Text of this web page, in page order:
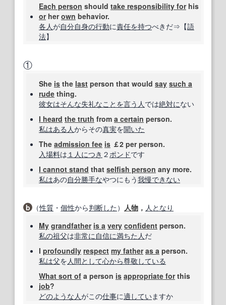
Each person should take responsibility forhis
orherown behavior.
各人が自分自身の行動に責任を持つべきだ⇒【語
法】
①
She is the last person that would say such a
rude thing.
彼女はそんな失礼なことを言う 人 では絶対にない
I heard the truth from a certain person.
私はある人からその真実を聞いた
The admission fee is ￡2 per person.
入場料は １人 につき ２ ポンドです
I cannot stand that selfish person any more.
私はあの自分勝手なやつにもう我慢できない
b （性質 ・ 個性から判断した） 人物 ， 人となり
My grandfather is a very confident person.
私の祖父は非常に 自信に満ちた 人 だ
I profoundly respect my father as a person.
私は父を 人間として心から尊敬している
What sort of a person is appropriate forthis
job?
どのような人がこの仕事に適 していますか